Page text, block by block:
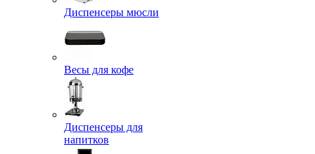
Диспенсеры мюсли
Весы для кофе
Диспенсеры для
напитков